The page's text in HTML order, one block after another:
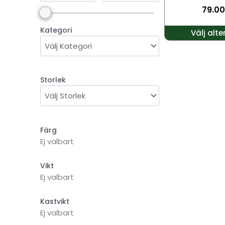
Kategori
Storlek
Färg
Ej valbart
Vikt
Ej valbart
Kastvikt
Ej valbart
79.00
Välj
produktsidan